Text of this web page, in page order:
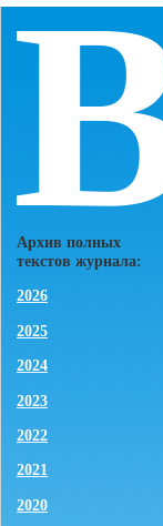
Архив полных
текстов журнала:
2026
2025
2024
2023
2022
2021
2020